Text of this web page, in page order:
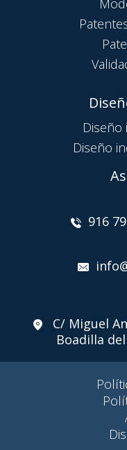
Diseño
Diseño
916
C/ Miguel
Boadilla